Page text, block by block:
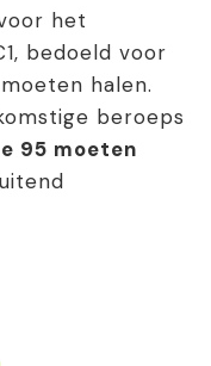
het
bedoeld voor
halen.
beroeps
95 moeten